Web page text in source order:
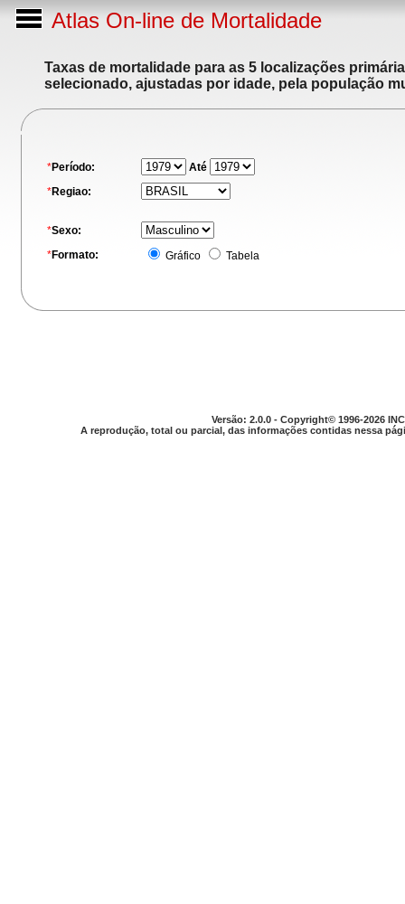
Atlas On-line de Mortalidade
Taxas de mortalidade para as 5 localizações
selecionado, ajustadas por idade, pela população
*Período:
Até
*Regiao:
*Sexo:
*Formato: Gráfico Tabela
Versão: 2.0.0 - Copyright© 1996-2026
A reprodução, total ou parcial, das informações contidas nessa